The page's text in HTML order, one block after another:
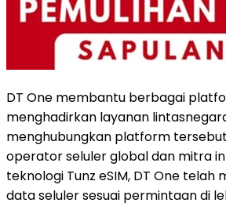
DT One membantu berbagai
menghadirkan layanan
menghubungkan platform
operator seluler global dan mitra
teknologi Tunz eSIM, DT One telah
data seluler sesuai permintaan di